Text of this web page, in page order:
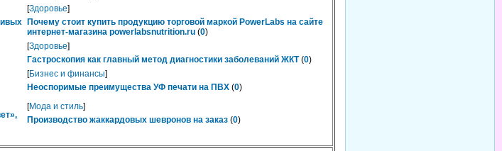
[Здоровье]
Почему стоит купить продукцию торговой маркой PowerLabs на сайте
интернет-магазина powerlabsnutrition.ru (0)
[Здоровье]
Гастроскопия как главный метод диагностики заболеваний ЖКТ (0)
[Бизнес и финансы]
Неоспоримые преимущества УФ печати на ПВХ (0)
[Мода и стиль]
Производство жаккардовых шевронов на заказ (0)